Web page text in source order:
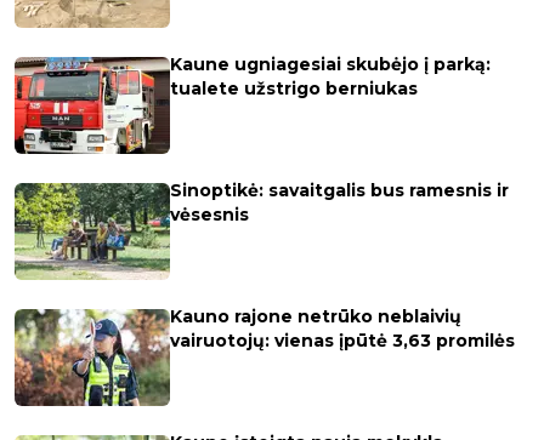
Kaune ugniagesiai skubėjo į parką:
tualete užstrigo berniukas
Sinoptikė: savaitgalis bus ramesnis ir
vėsesnis
Kauno rajone netrūko neblaivių
vairuotojų: vienas įpūtė 3,63 promilės